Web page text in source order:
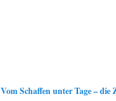
Vom Schaffen unter Tage – die